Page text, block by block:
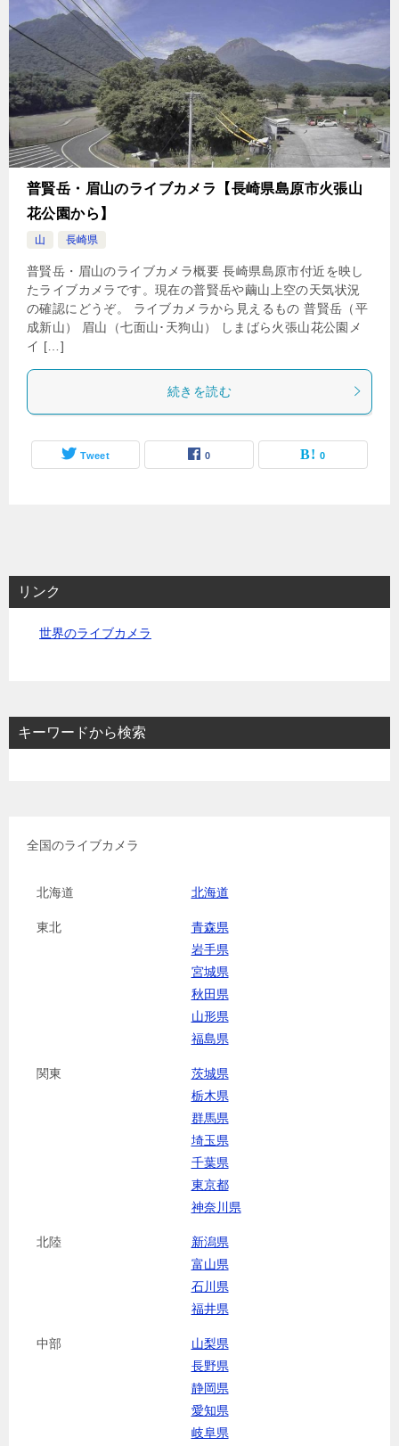
普賢岳・眉山のライブカメラ【長崎県島原市火張山
花公園から】
山 長崎県
普賢岳・眉山のライブカメラ概要 長崎県島原市付近を映し
たライブカメラです。現在の普賢岳や繭山上空の天気状況
の確認にどうぞ。 ライブカメラから見えるもの 普賢岳（平
成新山） 眉山（七面山･天狗山） しまばら火張山花公園メ
イ […]
続きを読む
Tweet 0 0
リンク
世界のライブカメラ
キーワードから検索
全国のライブカメラ
北海道 北海道
東北
青森県
岩手県
宮城県
秋田県
山形県
福島県
関東
茨城県
栃木県
群馬県
埼玉県
千葉県
東京都
神奈川県
北陸
新潟県
富山県
石川県
福井県
中部
山梨県
長野県
静岡県
愛知県
岐阜県